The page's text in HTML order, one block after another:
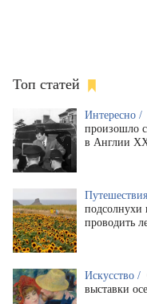
Топ статей
Интересно /
произошло
в Англии
подсолнухи
проводить
Искусство /
выставки